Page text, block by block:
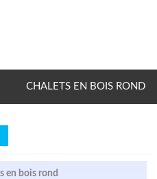
CHALETS EN BOIS ROND
en bois rond